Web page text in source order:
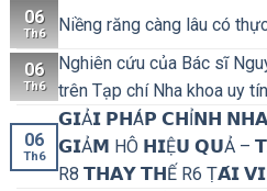
06
Th6 Niềng răng càng lâu có
06
Th6
Nghiên cứu của Bác sĩ
trên Tạp chí Nha khoa uy
06
Th6
𝗚𝗜Ả𝗜 𝗣𝗛Á𝗣 𝗖𝗛Ỉ𝗡𝗛 𝗡𝗛𝗔
𝗚𝗜Ả𝗠 HÔ 𝗛𝗜Ệ𝗨 𝗤𝗨Ả
R8 𝗧𝗛𝗔𝗬 𝗧𝗛Ế R6 Ṭ𝗔́𝗜